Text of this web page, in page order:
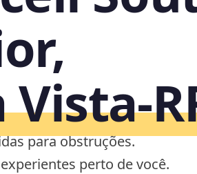
para obstruções.
perto de você.